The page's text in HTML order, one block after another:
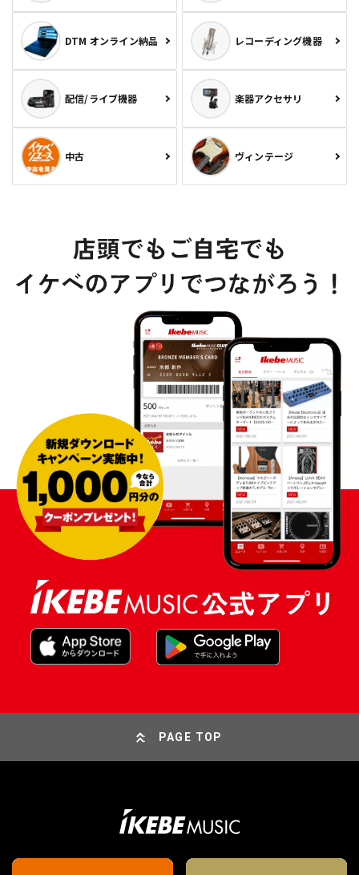
DTM オンライン納品 レコーディング機器
配信/ライブ機器 楽器アクセサリ
中古 ヴィンテージ
PAGE TOP